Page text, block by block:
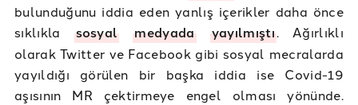
bulunduğunu iddia eden yanlış içerikler daha önce
sıklıkla sosyal medyada yayılmıştı. Ağırlıklı
olarak Twitter ve Facebook gibi sosyal mecralarda
yayıldığı görülen bir başka iddia ise Covid-19
aşısının MR çektirmeye engel olması yönünde.